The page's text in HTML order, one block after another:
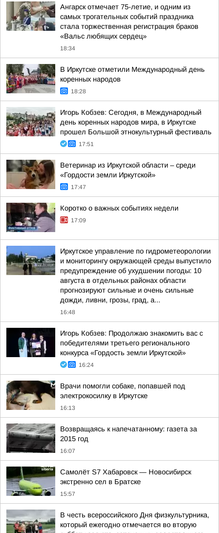
Ангарск отмечает 75-летие, и одним из
самых трогательных событий праздника
стала торжественная регистрация браков
«Вальс любящих сердец»
18:34
В Иркутске отметили Международный день
коренных народов
18:28
Игорь Кобзев: Сегодня, в Международный
день коренных народов мира, в Иркутске
прошел Большой этнокультурный фестиваль
17:51
Ветеринар из Иркутской области – среди
«Гордости земли Иркутской»
17:47
Коротко о важных событиях недели
17:09
Иркутское управление по гидрометеорологии
и мониторингу окружающей среды выпустило
предупреждение об ухудшении погоды: 10
августа в отдельных районах области
прогнозируют сильные и очень сильные
дожди, ливни, грозы, град, а...
16:48
Игорь Кобзев: Продолжаю знакомить вас с
победителями третьего регионального
конкурса «Гордость земли Иркутской»
16:24
Врачи помогли собаке, попавшей под
электрокосилку в Иркутске
16:13
Возвращаясь к напечатанному: газета за
2015 год
16:07
Самолёт S7 Хабаровск — Новосибирск
экстренно сел в Братске
15:57
В честь всероссийского Дня физкультурника,
который ежегодно отмечается во вторую